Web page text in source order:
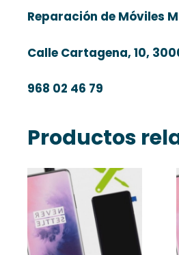
Reparación de Móviles
Calle Cartagena, 10,
968 02 46 79
Productos